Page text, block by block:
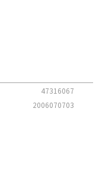
47316067
2006070703